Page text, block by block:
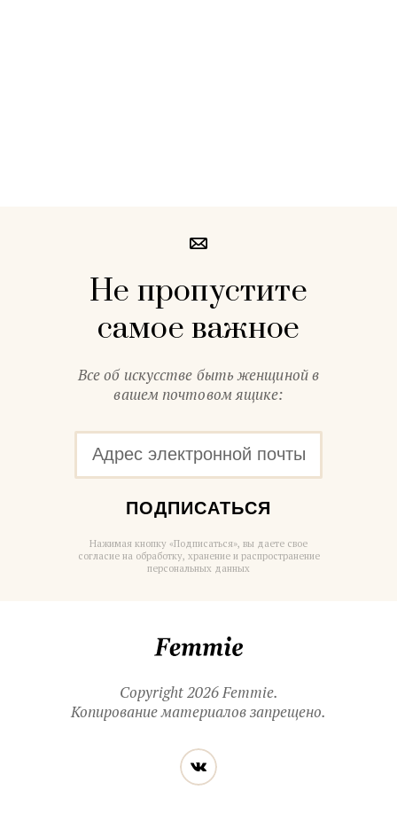
Не пропустите
самое важное
Все об искусстве быть женщиной в
вашем почтовом ящике:
ПОДПИСАТЬСЯ
Нажимая кнопку «Подписаться», вы даете свое
согласие на обработку, хранение и распространение
персональных данных
Copyright 2026 Femmie.
Копирование материалов запрещено.
Читайте
нас
в социальных